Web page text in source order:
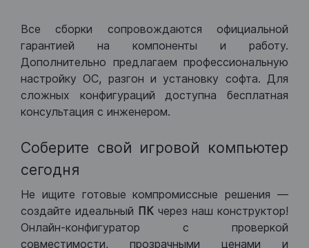
Все сборки сопровождаются официальной
гарантией на компоненты и работу.
Дополнительно предлагаем профессиональную
настройку ОС, разгон и установку софта. Для
сложных конфигураций доступна бесплатная
консультация с инженером.
Соберите свой игровой компьютер
сегодня
Не ищите готовые компромиссные решения —
создайте идеальный ПК через наш конструктор!
Онлайн-конфигуратор с проверкой
совместимости, прозрачными ценами и